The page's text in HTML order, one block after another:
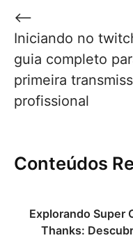
Navegação
de
Post
⟵
Iniciando no
guia completo
primeira
profissional
Conteúdos
Explorando Super
Thanks: